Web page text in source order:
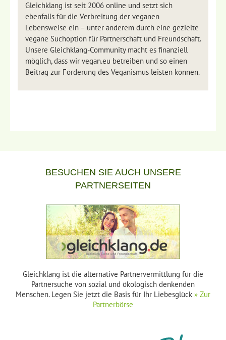
Gleichklang ist seit 2006 online und setzt sich
ebenfalls für die Verbreitung der veganen
Lebensweise ein – unter anderem durch eine gezielte
vegane Suchoption für Partnerschaft und Freundschaft.
Unsere Gleichklang-Community macht es finanziell
möglich, dass wir vegan.eu betreiben und so einen
Beitrag zur Förderung des Veganismus leisten können.
BESUCHEN SIE AUCH UNSERE
PARTNERSEITEN
Gleichklang ist die alternative Partnervermittlung für die
Partnersuche von sozial und ökologisch denkenden
Menschen. Legen Sie jetzt die Basis für Ihr Liebesglück » Zur
Partnerbörse